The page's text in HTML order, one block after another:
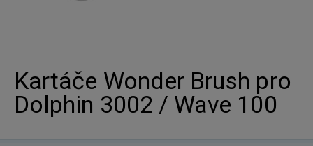
Kartáče Wonder Brush pro
Dolphin 3002 / Wave 100